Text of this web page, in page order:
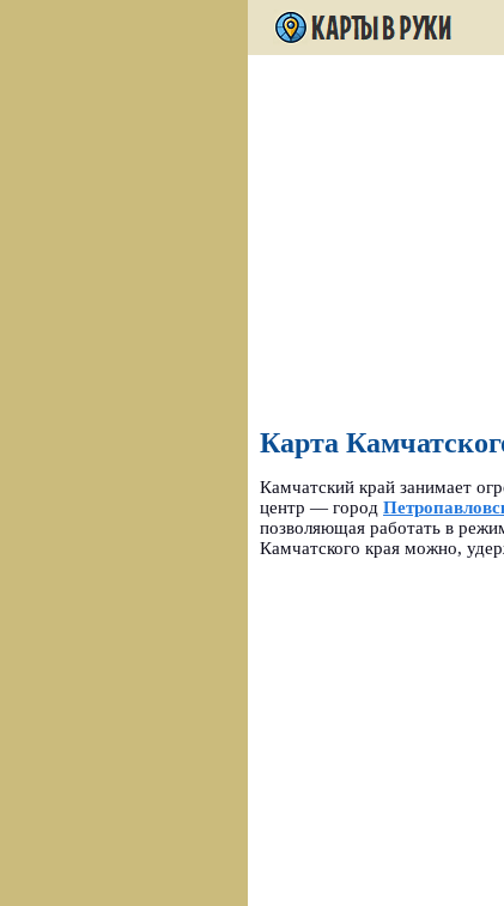
Карта
Камчатский край занимает
центр — город
позволяющая работать в
Камчатского края можно,